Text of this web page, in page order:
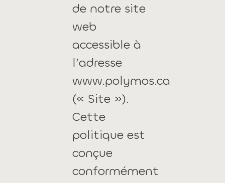
de notre site
web
accessible à
l’adresse
www.polymos.ca
(« Site »).
Cette
politique est
conçue
conformément